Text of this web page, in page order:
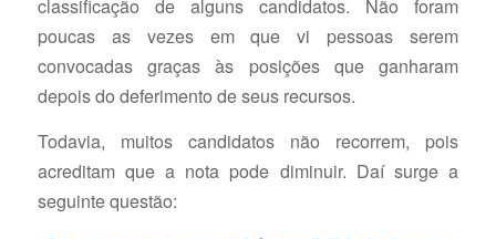
classificação de alguns candidatos. Não foram
poucas as vezes em que vi pessoas serem
convocadas graças às posições que ganharam
depois do deferimento de seus recursos.
Todavia, muitos candidatos não recorrem, pois
acreditam que a nota pode diminuir. Daí surge a
seguinte questão: